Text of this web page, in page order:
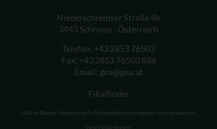
Niederschremser Straße 4b
3943 Schrems - Österreich
Telefon: +43 2853 76503
Fax: +43 2853 76503 888
Email: gea@gea.at
Filialfinder
GEA in Deiner Nähe einfach die Postleitzahl eingeben und die nächste
Gea-Filiale finden